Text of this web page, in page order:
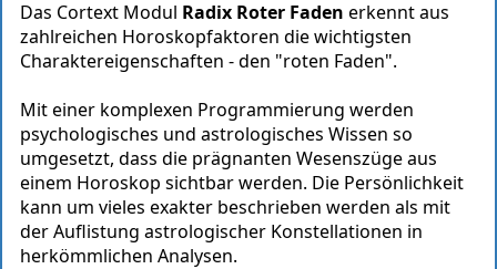
Das Cortext Modul Radix Roter Faden erkennt aus
zahlreichen Horoskopfaktoren die wichtigsten
Charaktereigenschaften - den "roten Faden".
Mit einer komplexen Programmierung werden
psychologisches und astrologisches Wissen so
umgesetzt, dass die prägnanten Wesenszüge aus
einem Horoskop sichtbar werden. Die Persönlichkeit
kann um vieles exakter beschrieben werden als mit
der Auflistung astrologischer Konstellationen in
herkömmlichen Analysen.